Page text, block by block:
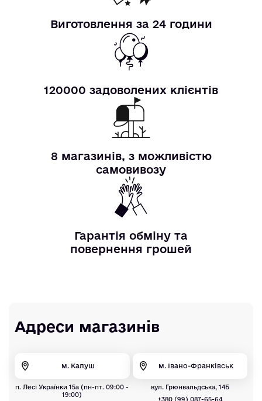
Виготовлення за 24 години
120000 задоволених клієнтів
8 магазинів, з можливістю
самовивозу
Гарантія обміну та
повернення грошей
Адреси магазинів
м. Калуш
п. Лесі Українки 15а (пн-пт. 09:00 -
19:00)
м. Івано-Франківськ
вул. Грюнвальдська, 14Б
+380 (99) 087-65-64